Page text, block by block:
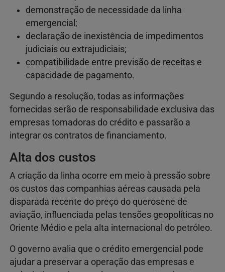
demonstração de necessidade da linha
emergencial;
declaração de inexistência de impedimentos
judiciais ou extrajudiciais;
compatibilidade entre previsão de receitas e
capacidade de pagamento.
Segundo a resolução, todas as informações
fornecidas serão de responsabilidade exclusiva das
empresas tomadoras do crédito e passarão a
integrar os contratos de financiamento.
Alta dos custos
A criação da linha ocorre em meio à pressão sobre
os custos das companhias aéreas causada pela
disparada recente do preço do querosene de
aviação, influenciada pelas tensões geopolíticas no
Oriente Médio e pela alta internacional do petróleo.
O governo avalia que o crédito emergencial pode
ajudar a preservar a operação das empresas e